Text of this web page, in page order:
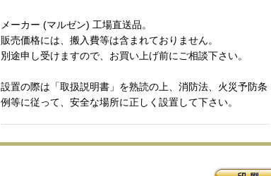
メーカー (マルゼン) 工場直送品。
販売価格には、搬入費等は含まれておりません。
別途申し受けますので、お買い上げ前にご相談下さい。
設置の際は「取扱説明書」を熟読の上、消防法、火災予防条
例等に従って、安全な場所に正しく設置して下さい。